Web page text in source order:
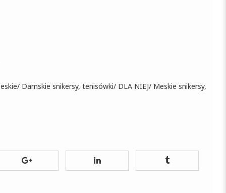
/ Damskie snikersy, tenisówki/ DLA NIEJ/ Meskie snikersy,